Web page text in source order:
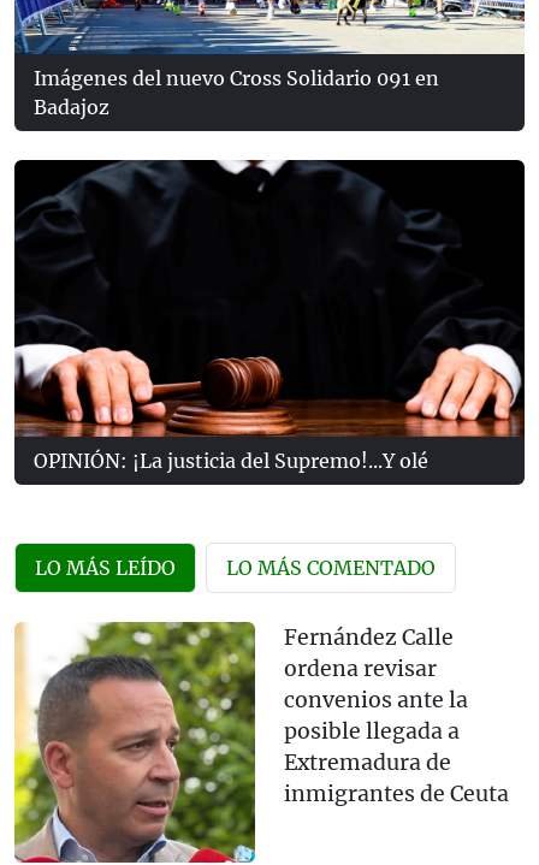
Imágenes del nuevo Cross Solidario 091 en
Badajoz
OPINIÓN: ¡La justicia del Supremo!...Y olé
LO MÁS LEÍDO LO MÁS COMENTADO
Fernández Calle
ordena revisar
convenios ante la
posible llegada a
Extremadura de
inmigrantes de Ceuta